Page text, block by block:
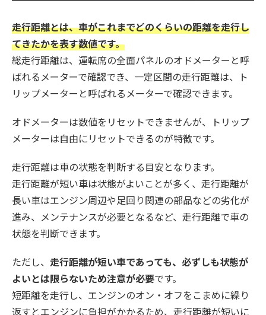
走行距離とは、車がこれまでどのくらいの距離を走行し
てきたかを表す数値です。
総走行距離は、運転席の全面パネルのオドメーターと呼
ばれるメーターで確認でき、一定区間の走行距離は、ト
リップメーターと呼ばれるメーターで確認できます。
オドメーターは数値をリセットできませんが、トリップ
メーターは自由にリセットできるのが特徴です。
走行距離は車の状態を判断する目安となります。
走行距離が短い車は状態がよいことが多く、走行距離が
長い車はエンジン周辺や足回り関連の部品などの劣化が
進み、メンテナンスが必要となるなど、走行距離で車の
状態を判断できます。
ただし、 走行距離が短い車であっても、必ずしも状態が
よいとは限らないため注意が必要です。
短距離を走行し、エンジンのオン・オフをこまめに繰り
返すとエンジンに負担がかかるため、走行距離が短いに